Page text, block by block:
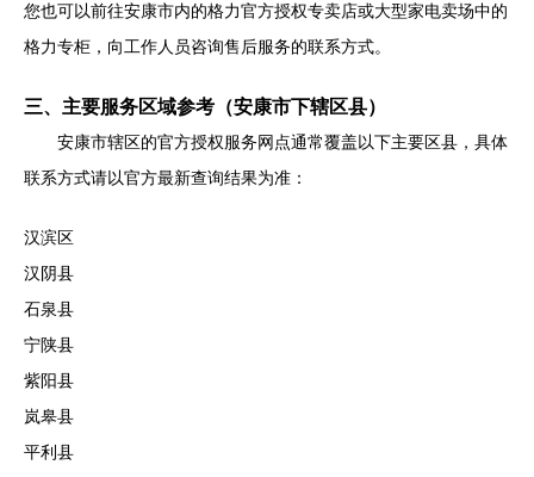
您也可以前往安康市内的格力官方授权专卖店或大型家电卖场中的
格力专柜，向工作人员咨询售后服务的联系方式。
三、主要服务区域参考（安康市下辖区县）
安康市辖区的官方授权服务网点通常覆盖以下主要区县，具体
联系方式请以官方最新查询结果为准：
汉滨区
汉阴县
石泉县
宁陕县
紫阳县
岚皋县
平利县